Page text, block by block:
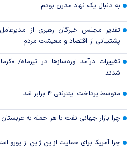
به دنبال یک نهاد مدرن بودم
تقدیر مجلس خبرگان رهبری از مدیرعامل
پشتیبانی از اقتصاد و معیشت مردم
تغییرات درآمد اوره‌سازها در تیرماه/
شدند
متوسط پرداخت اینترنتی ۴ برابر شد
چرا بازار جهانی نفت با هر حمله به
چرا آمریکا برای حمایت از ین ژاپن از یورو